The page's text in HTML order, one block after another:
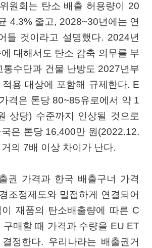
원회는 탄소 배출 허용량이 20
4.3% 줄고, 2028~30년에는 연
들 것이라고 설명했다. 2024년
대해서도 탄소 감축 의무를 부
통수단과 건물 난방도 2027년부
용 대상에 포함해 규제한다. E
격은 톤당 80~85유로에서 약 1
상당) 수준까지 인상될 것으로
은 톤당 16,400만 원(2022.12.
의 7배 이상 차이가 난다.
권 가격과 한국 배출구너 가격
조정제도와 밀접하게 연결되어
재품의 탄소배출량에 따른 C
구매할 때 가격과 수량을 EU ET
정한다. 우리나라는 배출권거